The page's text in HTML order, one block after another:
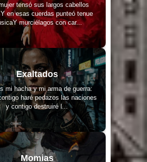
tensó sus largos cabellos
en esas cuerdas punteó tenue
murciélagos con car...
Exaltados
mi hacha y mi arma de guerra:
haré pedazos las naciones
y contigo destruiré l...
Momias